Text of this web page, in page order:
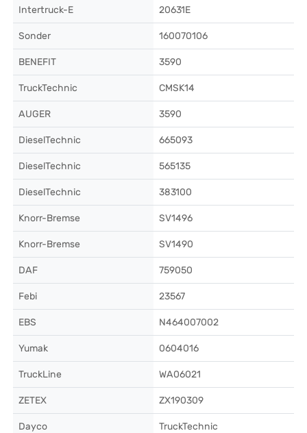
Intertruck-E 20631E
Sonder 160070106
BENEFIT 3590
TruckTechnic CMSK14
AUGER 3590
DieselTechnic 665093
DieselTechnic 565135
DieselTechnic 383100
Knorr-Bremse SV1496
Knorr-Bremse SV1490
DAF 759050
Febi 23567
EBS N464007002
Yumak 0604016
TruckLine WA06021
ZETEX ZX190309
Dayco TruckTechnic